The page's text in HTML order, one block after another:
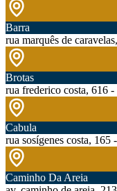
Barra
rua marquês de
Brotas
rua frederico costa, 616
Cabula
rua sosígenes costa, 165
Caminho Da Areia